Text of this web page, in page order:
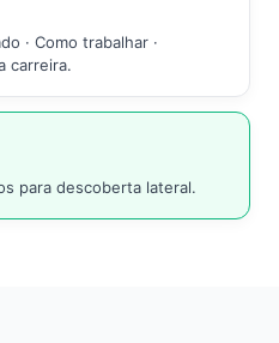
· Como trabalhar ·
carreira.
para descoberta lateral.